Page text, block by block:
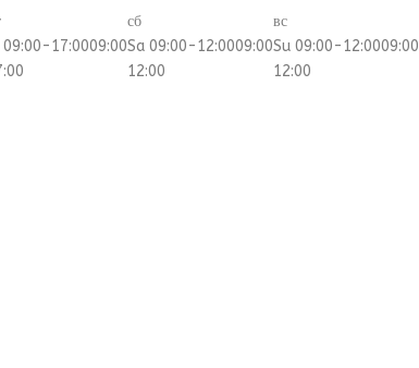
сб
вс
09:00-17:0009:00Sa 09:00-12:0009:00
12:00
Su 09:00-12:0009:00
12:00